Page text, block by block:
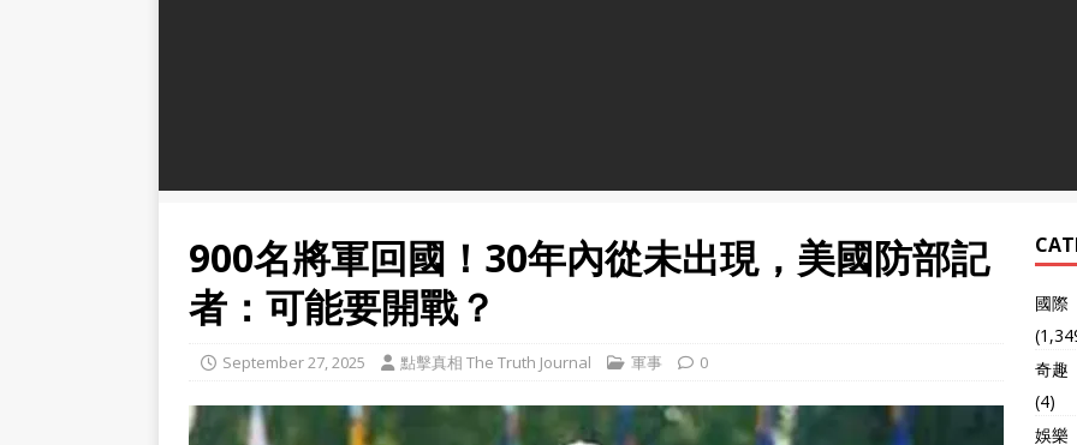
900名將軍回國！30年內從未出現，美國防部記
者：可能要開戰？
September 27, 2025 點擊真相 The Truth Journal 軍事 0
國際
奇趣
(4)
娛樂